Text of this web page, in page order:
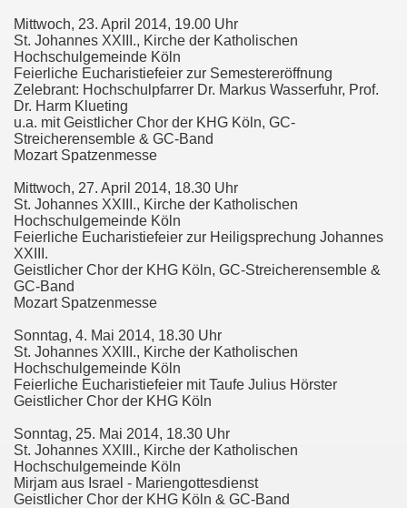
Mittwoch, 23. April 2014, 19.00 Uhr
St. Johannes XXIII., Kirche der Katholischen
Hochschulgemeinde Köln
Feierliche Eucharistiefeier zur Semestereröffnung
Zelebrant: Hochschulpfarrer Dr. Markus Wasserfuhr, Prof.
Dr. Harm Klueting
u.a. mit Geistlicher Chor der KHG Köln, GC-
Streicherensemble & GC-Band
Mozart Spatzenmesse
Mittwoch, 27. April 2014, 18.30 Uhr
St. Johannes XXIII., Kirche der Katholischen
Hochschulgemeinde Köln
Feierliche Eucharistiefeier zur Heiligsprechung Johannes
XXIII.
Geistlicher Chor der KHG Köln, GC-Streicherensemble &
GC-Band
Mozart Spatzenmesse
Sonntag, 4. Mai 2014, 18.30 Uhr
St. Johannes XXIII., Kirche der Katholischen
Hochschulgemeinde Köln
Feierliche Eucharistiefeier mit Taufe Julius Hörster
Geistlicher Chor der KHG Köln
Sonntag, 25. Mai 2014, 18.30 Uhr
St. Johannes XXIII., Kirche der Katholischen
Hochschulgemeinde Köln
Mirjam aus Israel - Mariengottesdienst
Geistlicher Chor der KHG Köln & GC-Band